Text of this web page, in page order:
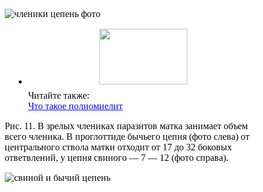
Читайте также:
Что такое полиомиелит
Рис. 11. В зрелых члениках паразитов матка занимает объем
всего членика. В проглоттиде бычьего цепня (фото слева) от
центрального ствола матки отходит от 17 до 32 боковых
ответвлений, у цепня свиного — 7 — 12 (фото справа).